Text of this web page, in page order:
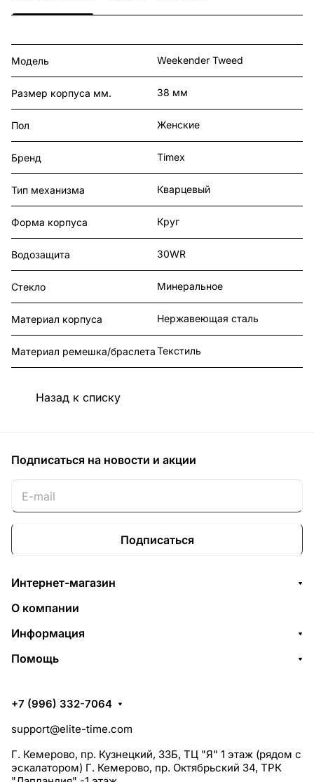
Модель Weekender Tweed
Размер корпуса мм. 38 мм
Пол Женские
Бренд Timex
Тип механизма Кварцевый
Форма корпуса Круг
Водозащита 30WR
Стекло Минеральное
Материал корпуса Нержавеющая сталь
Материал ремешка/браслетаТекстиль
Назад к списку
Подписаться на новости и акции
Подписаться
Интернет-магазин
О компании
Информация
Помощь
+7 (996) 332-7064
support@elite-time.com
Г. Кемерово, пр. Кузнецкий, 33Б, ТЦ "Я" 1 этаж (рядом с
эскалатором) Г. Кемерово, пр. Октябрьский 34, ТРК